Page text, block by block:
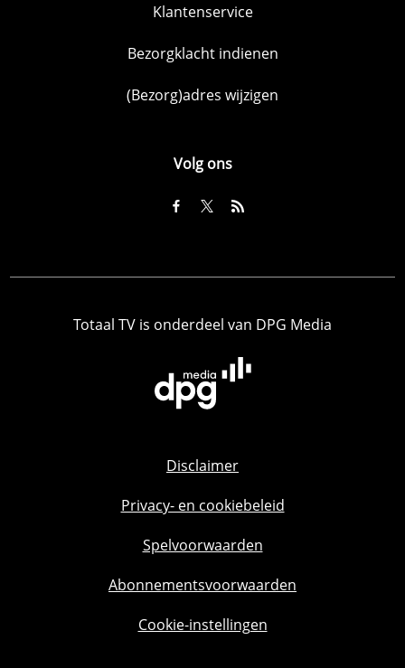
Klantenservice
Bezorgklacht indienen
(Bezorg)adres wijzigen
Volg ons
Totaal TV is onderdeel van DPG Media
Disclaimer
Privacy- en cookiebeleid
Spelvoorwaarden
Abonnementsvoorwaarden
Cookie-instellingen